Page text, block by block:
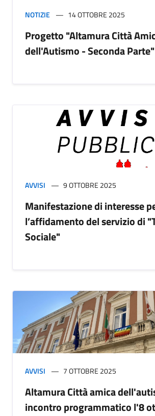
NOTIZIE 14 OTTOBRE 2025
Progetto "Altamura Città
dell'Autismo - Seconda Parte"
AVVISI 9 OTTOBRE 2025
Manifestazione di interesse
l’affidamento del servizio di
Sociale"
AVVISI 7 OTTOBRE 2025
Altamura Città amica
incontro programmatico l'8